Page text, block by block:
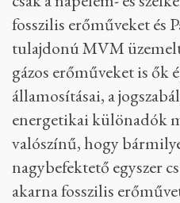
fosszilis erőműveket és
tulajdonú MVM
gázos erőműveket is ők
államosításai, a
energetikai különadók
valószínű, hogy
nagybefektető egyszer
akarna fosszilis